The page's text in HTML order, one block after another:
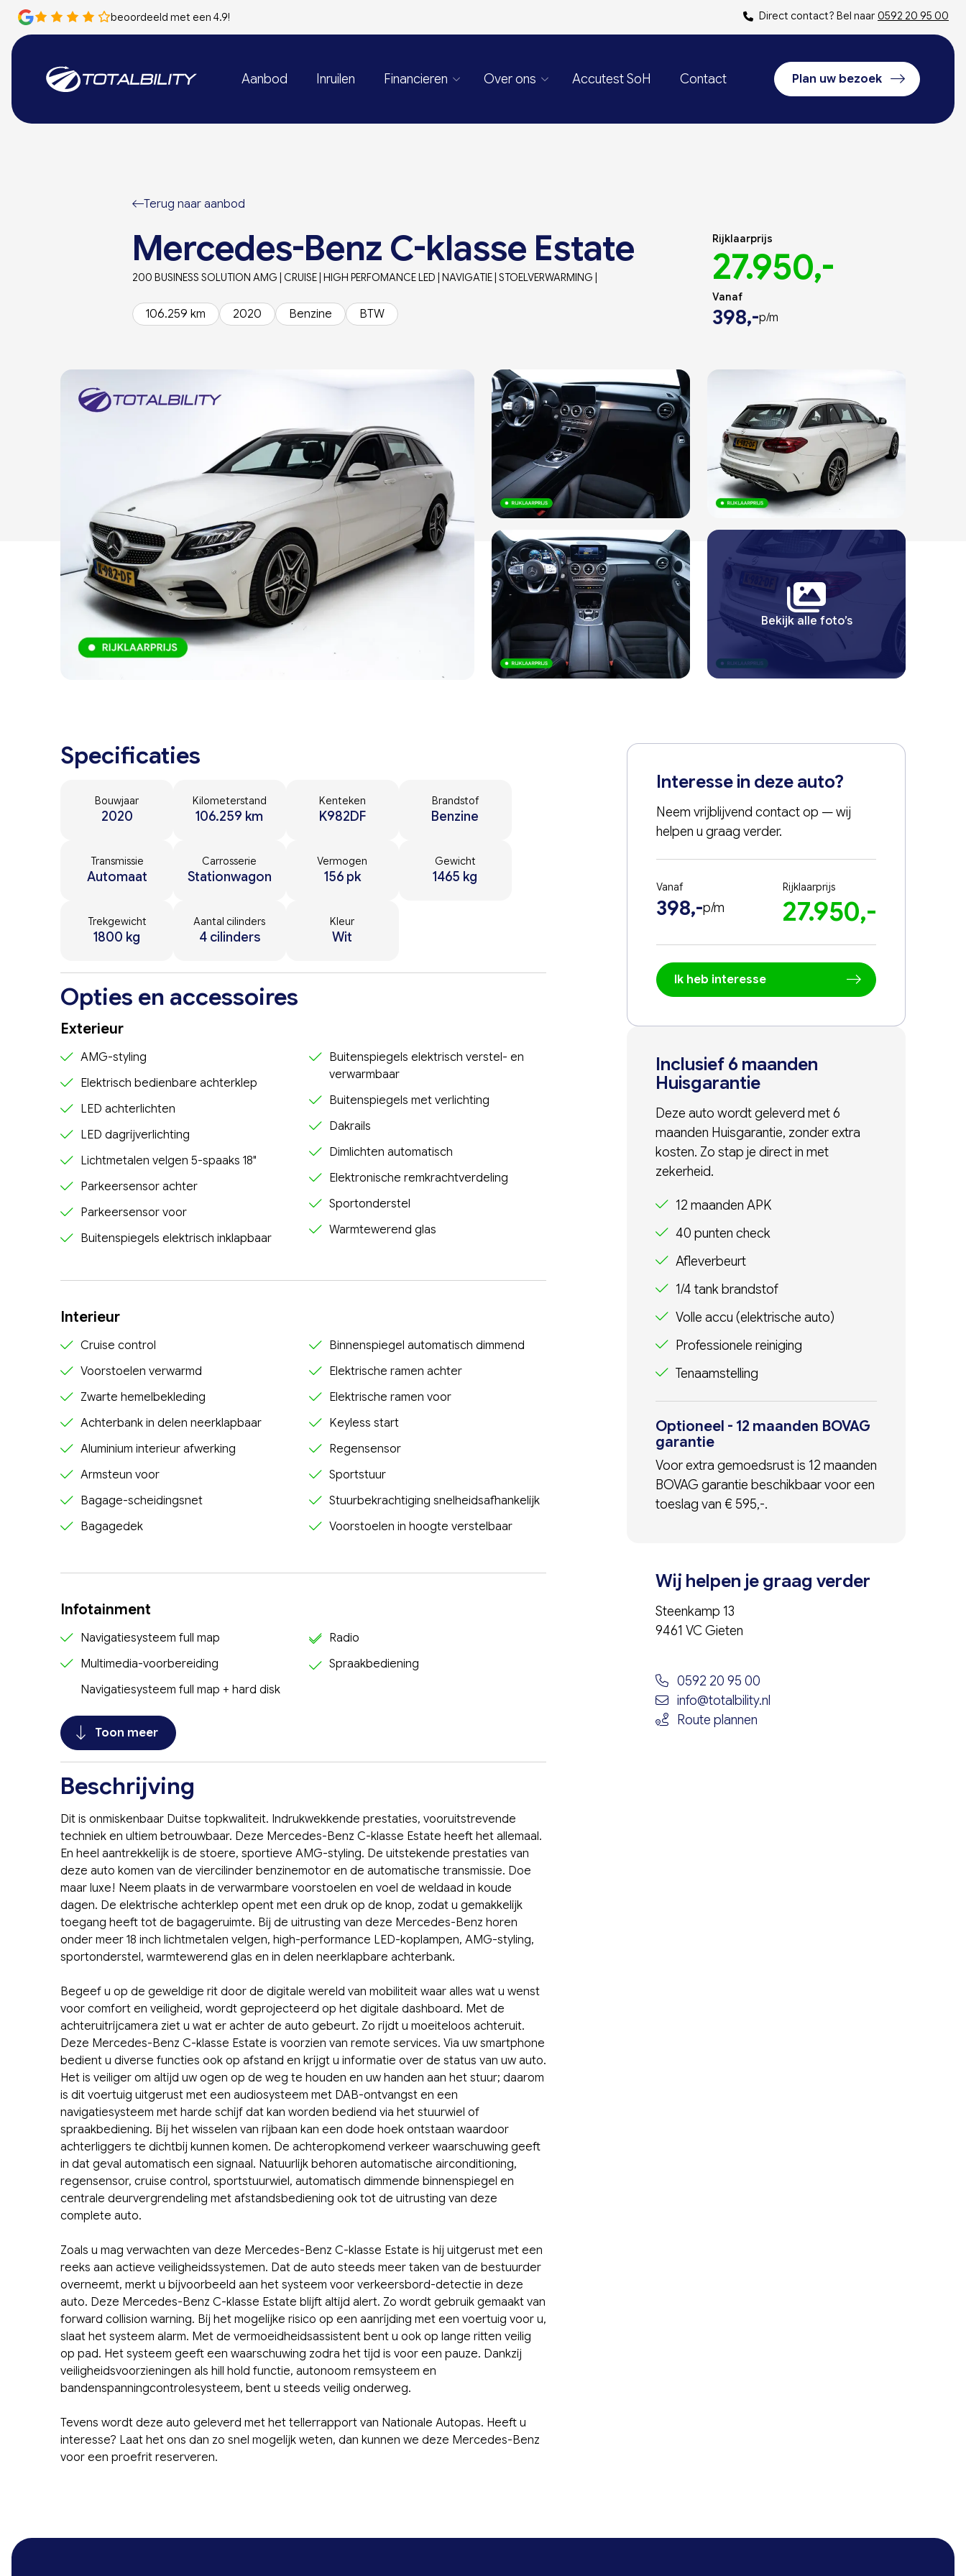
beoordeeld met een 4.9! Direct contact? Bel naar 0592 20 95 00
Aanbod Inruilen Financieren Over ons Accutest SoH Contact Plan uw bezoek
Terug naar aanbod
Mercedes-Benz C-klasse Estate
200 BUSINESS SOLUTION AMG | CRUISE | HIGH PERFOMANCE LED | NAVIGATIE | STOELVERWARMING |
106.259 km 2020 Benzine BTW
Rijklaarprijs
27.950,-
Vanaf
398,-p/m
Bekijk alle foto’s
Specificaties
Bouwjaar
2020
Kilometerstand
106.259 km
Kenteken
K982DF
Brandstof
Benzine
Transmissie
Automaat
Carrosserie
Stationwagon
Vermogen
156 pk
Gewicht
1465 kg
Trekgewicht
1800 kg
Aantal cilinders
4 cilinders
Kleur
Wit
Opties en accessoires
Exterieur
AMG-styling
Elektrisch bedienbare achterklep
LED achterlichten
LED dagrijverlichting
Lichtmetalen velgen 5-spaaks 18"
Parkeersensor achter
Parkeersensor voor
Buitenspiegels elektrisch inklapbaar
Buitenspiegels elektrisch verstel- en
verwarmbaar
Buitenspiegels met verlichting
Dakrails
Dimlichten automatisch
Elektronische remkrachtverdeling
Sportonderstel
Warmtewerend glas
Interieur
Cruise control
Voorstoelen verwarmd
Zwarte hemelbekleding
Achterbank in delen neerklapbaar
Aluminium interieur afwerking
Armsteun voor
Bagage-scheidingsnet
Bagagedek
Binnenspiegel automatisch dimmend
Elektrische ramen achter
Elektrische ramen voor
Keyless start
Regensensor
Sportstuur
Stuurbekrachtiging snelheidsafhankelijk
Voorstoelen in hoogte verstelbaar
Infotainment
Navigatiesysteem full map
Multimedia-voorbereiding
Navigatiesysteem full map + hard disk
Radio
Spraakbediening
Toon meer
Beschrijving
Dit is onmiskenbaar Duitse topkwaliteit. Indrukwekkende prestaties, vooruitstrevende
techniek en ultiem betrouwbaar. Deze Mercedes-Benz C-klasse Estate heeft het allemaal.
En heel aantrekkelijk is de stoere, sportieve AMG-styling. De uitstekende prestaties van
deze auto komen van de viercilinder benzinemotor en de automatische transmissie. Doe
maar luxe! Neem plaats in de verwarmbare voorstoelen en voel de weldaad in koude
dagen. De elektrische achterklep opent met een druk op de knop, zodat u gemakkelijk
toegang heeft tot de bagageruimte. Bij de uitrusting van deze Mercedes-Benz horen
onder meer 18 inch lichtmetalen velgen, high-performance LED-koplampen, AMG-styling,
sportonderstel, warmtewerend glas en in delen neerklapbare achterbank.
Begeef u op de geweldige rit door de digitale wereld van mobiliteit waar alles wat u wenst
voor comfort en veiligheid, wordt geprojecteerd op het digitale dashboard. Met de
achteruitrijcamera ziet u wat er achter de auto gebeurt. Zo rijdt u moeiteloos achteruit.
Deze Mercedes-Benz C-klasse Estate is voorzien van remote services. Via uw smartphone
bedient u diverse functies ook op afstand en krijgt u informatie over de status van uw auto.
Het is veiliger om altijd uw ogen op de weg te houden en uw handen aan het stuur; daarom
is dit voertuig uitgerust met een audiosysteem met DAB-ontvangst en een
navigatiesysteem met harde schijf dat kan worden bediend via het stuurwiel of
spraakbediening. Bij het wisselen van rijbaan kan een dode hoek ontstaan waardoor
achterliggers te dichtbij kunnen komen. De achteropkomend verkeer waarschuwing geeft
in dat geval automatisch een signaal. Natuurlijk behoren automatische airconditioning,
regensensor, cruise control, sportstuurwiel, automatisch dimmende binnenspiegel en
centrale deurvergrendeling met afstandsbediening ook tot de uitrusting van deze
complete auto.
Zoals u mag verwachten van deze Mercedes-Benz C-klasse Estate is hij uitgerust met een
reeks aan actieve veiligheidssystemen. Dat de auto steeds meer taken van de bestuurder
overneemt, merkt u bijvoorbeeld aan het systeem voor verkeersbord-detectie in deze
auto. Deze Mercedes-Benz C-klasse Estate blijft altijd alert. Zo wordt gebruik gemaakt van
forward collision warning. Bij het mogelijke risico op een aanrijding met een voertuig voor u,
slaat het systeem alarm. Met de vermoeidheidsassistent bent u ook op lange ritten veilig
op pad. Het systeem geeft een waarschuwing zodra het tijd is voor een pauze. Dankzij
veiligheidsvoorzieningen als hill hold functie, autonoom remsysteem en
bandenspanningcontrolesysteem, bent u steeds veilig onderweg.
Tevens wordt deze auto geleverd met het tellerrapport van Nationale Autopas. Heeft u
interesse? Laat het ons dan zo snel mogelijk weten, dan kunnen we deze Mercedes-Benz
voor een proefrit reserveren.
Interesse in deze auto?
Neem vrijblijvend contact op — wij
helpen u graag verder.
Vanaf
398,-p/m
Rijklaarprijs
27.950,-
Ik heb interesse
Inclusief 6 maanden
Huisgarantie
Deze auto wordt geleverd met 6
maanden Huisgarantie, zonder extra
kosten. Zo stap je direct in met
zekerheid.
12 maanden APK
40 punten check
Afleverbeurt
1/4 tank brandstof
Volle accu (elektrische auto)
Professionele reiniging
Tenaamstelling
Optioneel - 12 maanden BOVAG
garantie
Voor extra gemoedsrust is 12 maanden
BOVAG garantie beschikbaar voor een
toeslag van € 595,-.
Wij helpen je graag verder
Steenkamp 13
9461 VC Gieten
0592 20 95 00
info@totalbility.nl
Route plannen